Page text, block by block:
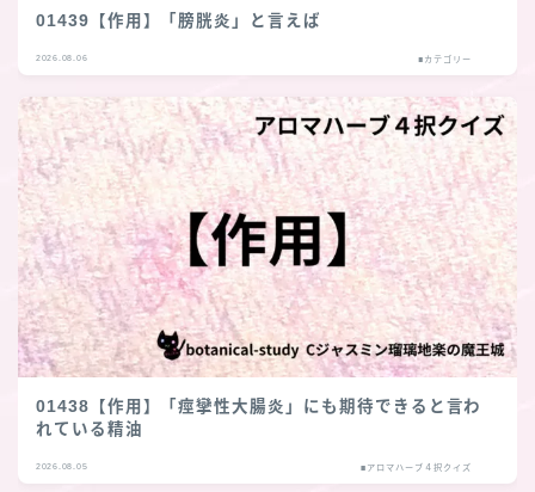
01439【作用】「膀胱炎」と言えば
2026.08.06 ■カテゴリー
01438【作用】「痙攣性大腸炎」にも期待できると言わ
れている精油
2026.08.05 ■アロマハーブ４択クイズ